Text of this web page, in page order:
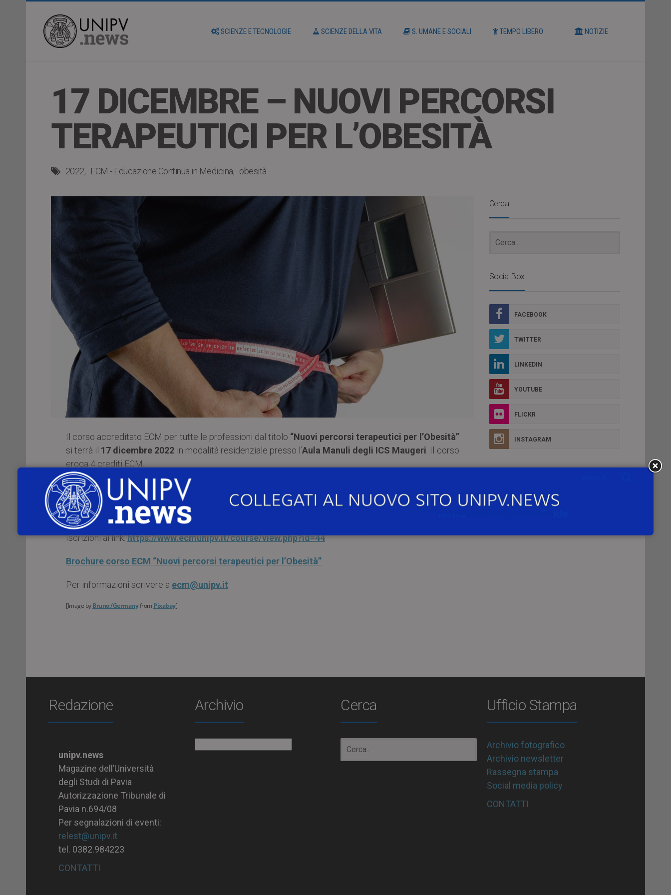
SCIENZE E TECNOLOGIE SCIENZE DELLA VITA S. UMANE E SOCIALI TEMPO LIBERO NOTIZIE
17 DICEMBRE – NUOVI PERCORSI
TERAPEUTICI PER L’OBESITÀ
2022 ECM - Educazione Continua in Medicina obesità
Il corso accreditato ECM per tutte le professioni dal titolo “Nuovi percorsi terapeutici per l’Obesità”
si terrà il 17 dicembre 2022 in modalità residenziale presso l’Aula Manuli degli ICS Maugeri . Il corso
eroga 4 crediti ECM.
Il discente imparerà a trattare l’obesità con l’obiettivo non solo di far dimagrire, ma di realizzare una
prevenzione delle complicanze, che porti a un miglioramento della qualità della vita del paziente
stabile nel tempo.
Iscrizioni al link:https://www.ecmunipv.it/course/view.php?id=44
Brochure corso ECM “Nuovi percorsi terapeutici per l’Obesità”
Per informazioni scrivere a ecm@unipv.it
[Image byBruno /Germanyfrom Pixabay]
Cerca
Social Box
FACEBOOK
TWITTER
LINKEDIN
YOUTUBE
FLICKR
INSTAGRAM
Redazione
unipv.news
Magazine dell’Università
degli Studi di Pavia
Autorizzazione Tribunale di
Pavia n.694/08
Per segnalazioni di eventi:
relest@unipv.it
tel. 0382.984223
CONTATTI
Archivio Cerca Ufficio Stampa
Archivio fotografico
Archivio newsletter
Rassegna stampa
Social media policy
CONTATTI